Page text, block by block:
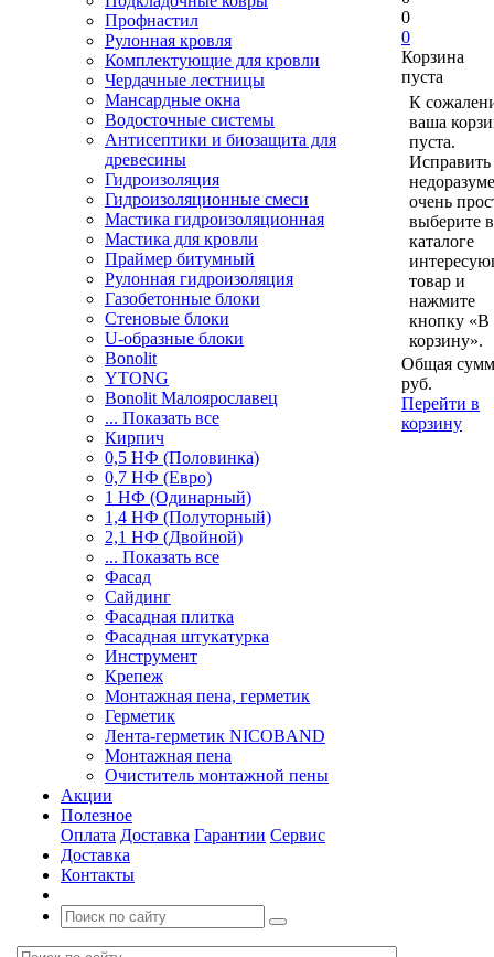
Профнастил
Рулонная кровля
Комплектующие для кровли
Чердачные лестницы
Мансардные окна
Водосточные системы
Антисептики и биозащита для
древесины
Гидроизоляция
Гидроизоляционные смеси
Мастика гидроизоляционная
Мастика для кровли
Праймер битумный
Рулонная гидроизоляция
Газобетонные блоки
Стеновые блоки
U-образные блоки
Bonolit
YTONG
Bonolit Малоярославец
... Показать все
Кирпич
0,5 НФ (Половинка)
0,7 НФ (Евро)
1 НФ (Одинарный)
1,4 НФ (Полуторный)
2,1 НФ (Двойной)
... Показать все
Фасад
Сайдинг
Фасадная плитка
Фасадная штукатурка
Инструмент
Крепеж
Монтажная пена, герметик
Герметик
Лента-герметик NICOBAND
Монтажная пена
Очиститель монтажной пены
Акции
Полезное
Оплата Доставка Гарантии Сервис
Доставка
Контакты
0
0
Корзина
пуста
К
ваша
пуста.
Исправить
очень
выберите в
каталоге
товар и
нажмите
кнопку «В
корзину».
Общая
руб.
Перейти в
корзину